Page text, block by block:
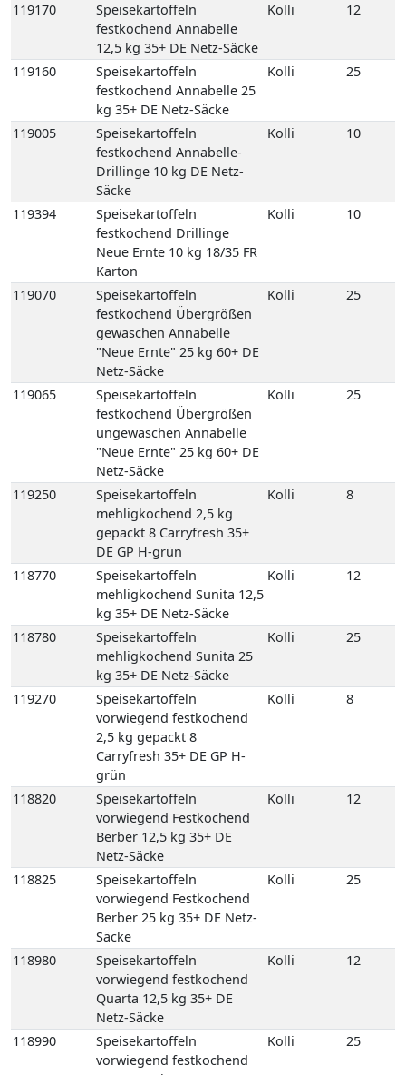
119170
Speisekartoffeln
festkochend Annabelle
12,5 kg 35+ DE Netz-Säcke
Kolli 12
119160
Speisekartoffeln
festkochend Annabelle 25
kg 35+ DE Netz-Säcke
Kolli 25
119005
Speisekartoffeln
festkochend Annabelle-
Drillinge 10 kg DE Netz-
Säcke
Kolli 10
119394
Speisekartoffeln
festkochend Drillinge
Neue Ernte 10 kg 18/35 FR
Karton
Kolli 10
119070
Speisekartoffeln
festkochend Übergrößen
gewaschen Annabelle
"Neue Ernte" 25 kg 60+ DE
Netz-Säcke
Kolli 25
119065
Speisekartoffeln
festkochend Übergrößen
ungewaschen Annabelle
"Neue Ernte" 25 kg 60+ DE
Netz-Säcke
Kolli 25
119250
Speisekartoffeln
mehligkochend 2,5 kg
gepackt 8 Carryfresh 35+
DE GP H-grün
Kolli 8
118770
Speisekartoffeln
mehligkochend Sunita 12,5
kg 35+ DE Netz-Säcke
Kolli 12
118780
Speisekartoffeln
mehligkochend Sunita 25
kg 35+ DE Netz-Säcke
Kolli 25
119270
Speisekartoffeln
vorwiegend festkochend
2,5 kg gepackt 8
Carryfresh 35+ DE GP H-
grün
Kolli 8
118820
Speisekartoffeln
vorwiegend Festkochend
Berber 12,5 kg 35+ DE
Netz-Säcke
Kolli 12
118825
Speisekartoffeln
vorwiegend Festkochend
Berber 25 kg 35+ DE Netz-
Säcke
Kolli 25
118980
Speisekartoffeln
vorwiegend festkochend
Quarta 12,5 kg 35+ DE
Netz-Säcke
Kolli 12
118990
Speisekartoffeln
vorwiegend festkochend
Kolli 25